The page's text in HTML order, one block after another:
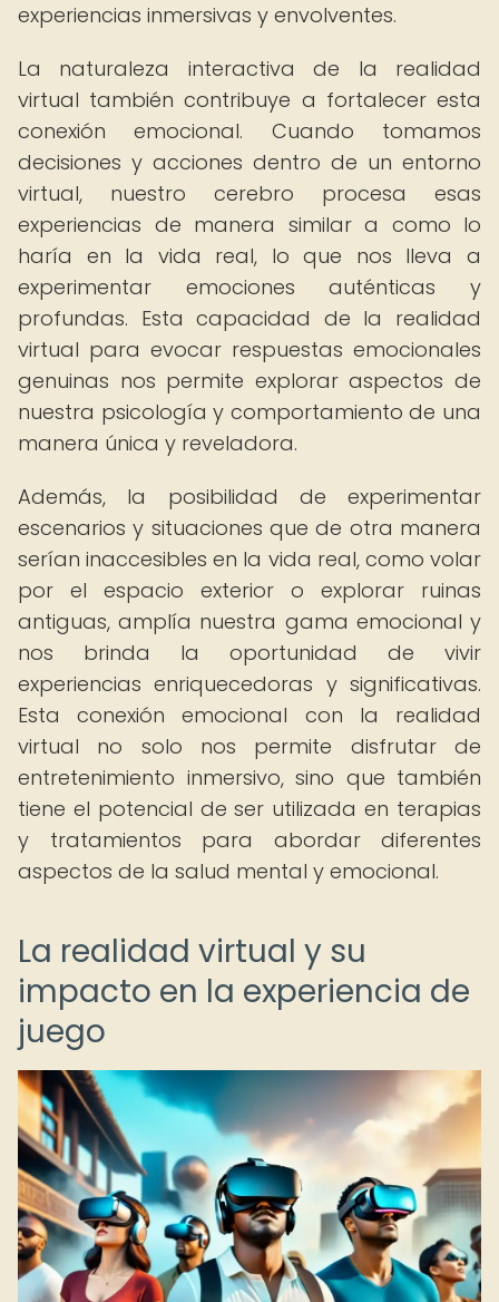
experiencias inmersivas y envolventes.
La naturaleza interactiva de la realidad
virtual también contribuye a fortalecer esta
conexión emocional. Cuando tomamos
decisiones y acciones dentro de un entorno
virtual, nuestro cerebro procesa esas
experiencias de manera similar a como lo
haría en la vida real, lo que nos lleva a
experimentar emociones auténticas y
profundas. Esta capacidad de la realidad
virtual para evocar respuestas emocionales
genuinas nos permite explorar aspectos de
nuestra psicología y comportamiento de una
manera única y reveladora.
Además, la posibilidad de experimentar
escenarios y situaciones que de otra manera
serían inaccesibles en la vida real, como volar
por el espacio exterior o explorar ruinas
antiguas, amplía nuestra gama emocional y
nos brinda la oportunidad de vivir
experiencias enriquecedoras y significativas.
Esta conexión emocional con la realidad
virtual no solo nos permite disfrutar de
entretenimiento inmersivo, sino que también
tiene el potencial de ser utilizada en terapias
y tratamientos para abordar diferentes
aspectos de la salud mental y emocional.
La realidad virtual y su
impacto en la experiencia de
juego